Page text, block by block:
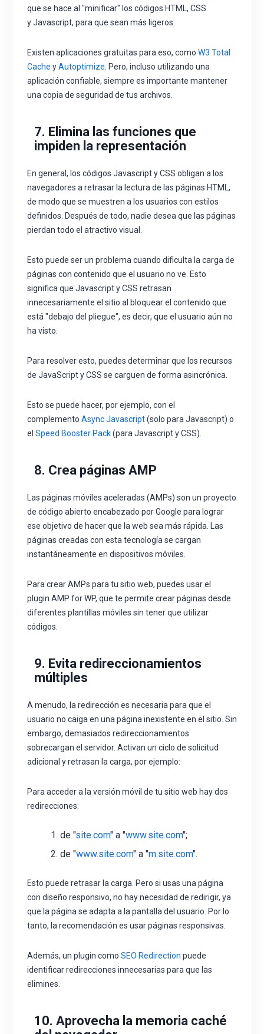
que se hace al "minificar" los códigos HTML, CSS
yJavascript, para que sean más ligeros.
Existen aplicaciones gratuitas para eso, como W3 Total
Cache yAutoptimize. Pero, incluso utilizando una
aplicación confiable, siempre es importante mantener
una copia de seguridad de tus archivos.
7. Elimina las funciones que
impiden la representación
En general, los códigos Javascript y CSS obligan a los
navegadores a retrasar la lectura de las páginas HTML,
de modo que se muestren a los usuarios con estilos
definidos. Después de todo, nadie desea que las páginas
pierdan todo el atractivo visual.
Esto puede ser un problema cuando dificulta la carga de
páginas con contenido que el usuario no ve. Esto
significa que Javascript y CSS retrasan
innecesariamente el sitio al bloquear el contenido que
está "debajo del pliegue", es decir, que el usuario aún no
ha visto.
Para resolver esto, puedes determinar que los recursos
de JavaScript y CSS se carguen de forma asincrónica.
Esto se puede hacer, por ejemplo, con el
complemento Async Javascript(solo para Javascript) o
el Speed Booster Pack(para Javascript y CSS).
8. Crea páginas AMP
Las páginas móviles aceleradas (AMPs) son un proyecto
de código abierto encabezado por Google para lograr
ese objetivo de hacer que la web sea más rápida. Las
páginas creadas con esta tecnología se cargan
instantáneamente en dispositivos móviles.
Para crear AMPs para tu sitio web, puedes usar el
plugin AMP for WP, que te permite crear páginas desde
diferentes plantillas móviles sin tener que utilizar
códigos.
9. Evita redireccionamientos
múltiples
A menudo, la redirección es necesaria para que el
usuario no caiga en una página inexistente en el sitio. Sin
embargo, demasiados redireccionamientos
sobrecargan el servidor. Activan un ciclo de solicitud
adicional y retrasan la carga, por ejemplo:
Para acceder a la versión móvil de tu sitio web hay dos
redirecciones:
de "site.com" a "www.site.com";
de "www.site.com" a "m.site.com".
Esto puede retrasar la carga. Pero si usas una página
con diseño responsivo, no hay necesidad de redirigir, ya
que la página se adapta a la pantalla del usuario. Por lo
tanto, la recomendación es usar páginas responsivas.
Además, un plugin como SEO Redirection puede
identificar redirecciones innecesarias para que las
elimines.
10. Aprovecha la memoria caché